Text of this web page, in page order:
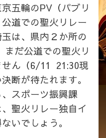
五輪のPV（パブリ
道での聖火リレー
は、県内２か所の
だ公道での聖火リ
せん（6/11 21:30現
断が待たれます。
スポーツ振興課
聖火リレー独自イ
いでしょう。